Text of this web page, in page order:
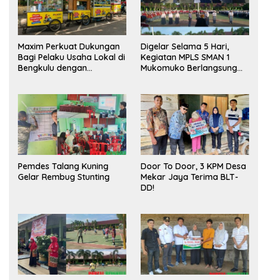
Maxim Perkuat Dukungan
Bagi Pelaku Usaha Lokal di
Bengkulu dengan
Pasar
Digelar Selama 5 Hari,
Kegiatan MPLS SMAN 1
Mukomuko Berlangsung
Pemdes Talang Kuning
Gelar Rembug Stunting
Door To Door, 3 KPM Desa
Mekar Jaya Terima BLT-
DD!